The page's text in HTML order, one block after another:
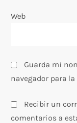
a
Web
Guarda mi
navegador para
Recibir un
comentarios a